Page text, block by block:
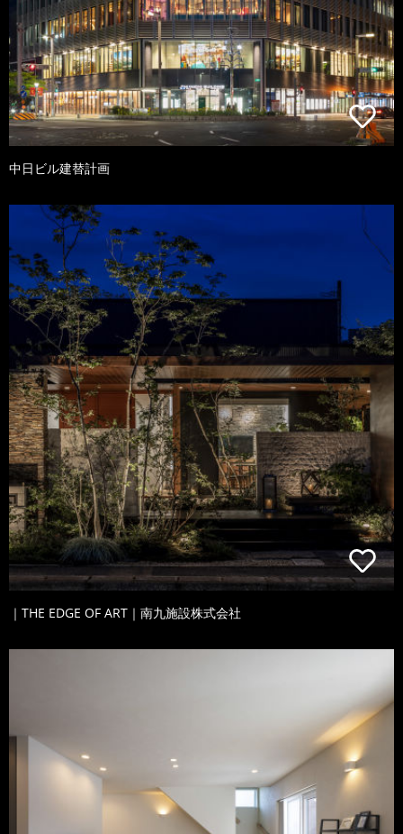
中日ビル建替計画
｜THE EDGE OF ART｜南九施設株式会社